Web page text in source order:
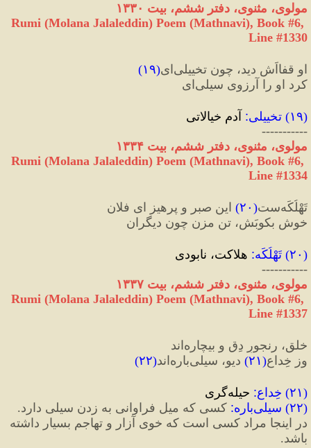
مولوی، مثنوی، دفتر ششم، بیت ۱۳۳۰
Rumi (Molana Jalaleddin) Poem (Mathnavi), Book #6,
Line #1330
او قفااَش دید، چون تخییلی‌ای (۱۹)
کرد او را آرزوی سیلی‌ای
(۱۹) تخییلی‌: آدم خیالاتی
-----------
مولوی، مثنوی، دفتر ششم، بیت ۱۳۳۴
Rumi (Molana Jalaleddin) Poem (Mathnavi), Book #6,
Line #1334
تَهْلُکَه‌ست ( ۲۰) این صبر و پرهیز ای فلان
خوش بکوبَش، تن مزن چون دیگران
( ۲۰) تَهْلُکَه‌: هلاکت، نابودی
-----------
مولوی، مثنوی، دفتر ششم، بیت ۱۳۳۷
Rumi (Molana Jalaleddin) Poem (Mathnavi), Book #6,
Line #1337
خلق، رنجورِ دِق و بیچاره‌اند
وز خِداعِ(۲۱) دیو، سیلی‌باره‌اند (۲۲)
(۲۱) خِداع: حیله‌گری
(۲۲) سیلی‌باره : کسی که میل فراوانی به زدن سیلی دارد.
باشد.